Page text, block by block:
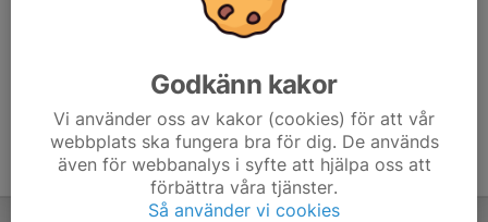
Godkänn kakor
Vi använder oss av kakor (cookies) för att vår
webbplats ska fungera bra för dig. De används
även för webbanalys i syfte att hjälpa oss att
förbättra våra tjänster.
Så använder vi cookies